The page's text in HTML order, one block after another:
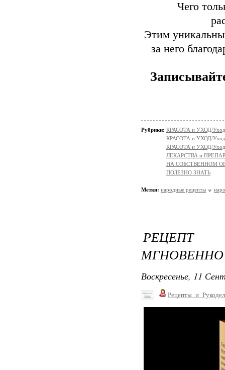
Чего
Этим
за него
Рубрики: КРАСОТА и УХОД/Уход
КРАСОТА и УХОД/Уход
КРАСОТА и УХОД/Уход
ЛЕКАРСТВА и
НА СОБСТВЕННОМ
ПОЛЕЗНО ЗНАТЬ
Метки: народные рецепты
РЕЦЕПТ
Воскресенье, 11